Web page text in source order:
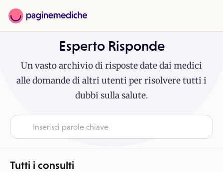
Esperto Risponde
Un vasto archivio di risposte date dai medici
alle domande di altri utenti per risolvere tutti i
dubbi sulla salute.
Tutti i consulti